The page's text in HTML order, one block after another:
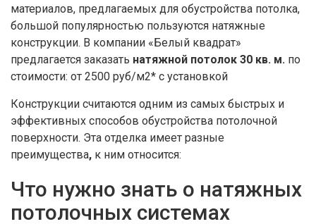
материалов, предлагаемых для обустройства потолка,
большой популярностью пользуются натяжные
конструкции. В компании «Белый квадрат»
предлагается заказать натяжной потолок 30 кв. м. по
стоимости: от 2500 руб/м2* с установкой
Конструкции считаются одним из самых быстрых и
эффективных способов обустройства потолочной
поверхности. Эта отделка имеет разные
преимущества, к ним относится:
Что нужно знать о натяжных
потолочных системах